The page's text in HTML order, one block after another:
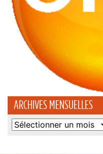
ARCHIVES MENSUELLES
Archives